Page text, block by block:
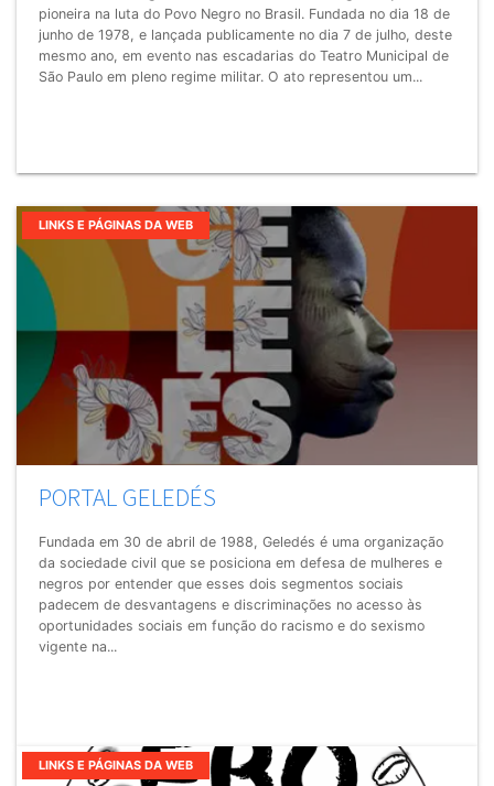
pioneira na luta do Povo Negro no Brasil. Fundada no dia 18 de
junho de 1978, e lançada publicamente no dia 7 de julho, deste
mesmo ano, em evento nas escadarias do Teatro Municipal de
São Paulo em pleno regime militar. O ato representou um...
LINKS E PÁGINAS DA WEB
PORTAL GELEDÉS
Fundada em 30 de abril de 1988, Geledés é uma organização
da sociedade civil que se posiciona em defesa de mulheres e
negros por entender que esses dois segmentos sociais
padecem de desvantagens e discriminações no acesso às
oportunidades sociais em função do racismo e do sexismo
vigente na...
LINKS E PÁGINAS DA WEB